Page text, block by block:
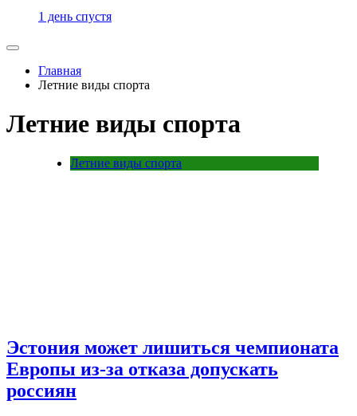
1 день спустя
Главная
Летние виды спорта
Летние виды спорта
Летние виды спорта
Эстония может лишиться чемпионата
Европы из-за отказа допускать
россиян